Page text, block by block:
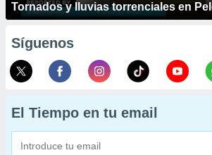
Tornados y lluvias torrenciales en
Síguenos
El Tiempo en tu email